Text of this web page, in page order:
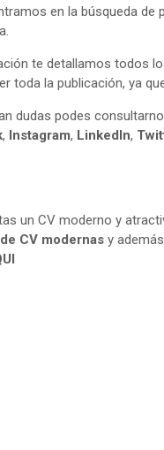
en la búsqueda de
te detallamos todos
toda la publicación, ya
dudas podes
, Instagram, LinkedIn,
un CV moderno y
CV modernas y